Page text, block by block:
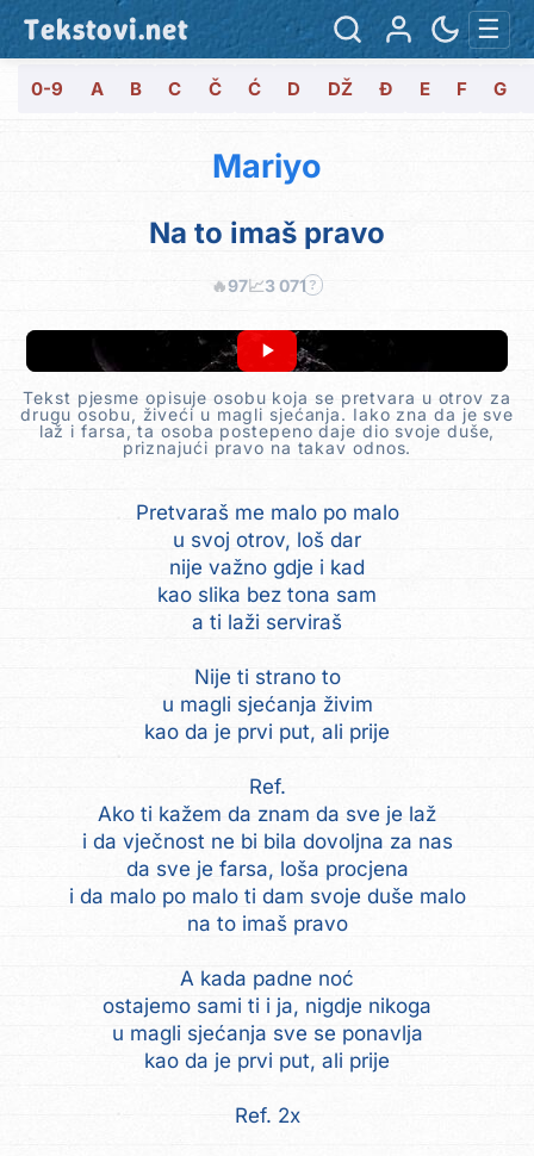
Tekstovi.net ☰
0-9 A B C Č Ć D DŽ Đ E F G
Mariyo
Na to imaš pravo
🔥97📈3 071 ?
Tekst pjesme opisuje osobu koja se pretvara u otrov za
drugu osobu, živeći u magli sjećanja. Iako zna da je sve
laž i farsa, ta osoba postepeno daje dio svoje duše,
priznajući pravo na takav odnos.
Pretvaraš me malo po malo
u svoj otrov, loš dar
nije važno gdje i kad
kao slika bez tona sam
a ti laži serviraš
Nije ti strano to
u magli sjećanja živim
kao da je prvi put, ali prije
Ref.
Ako ti kažem da znam da sve je laž
i da vječnost ne bi bila dovoljna za nas
da sve je farsa, loša procjena
i da malo po malo ti dam svoje duše malo
na to imaš pravo
A kada padne noć
ostajemo sami ti i ja, nigdje nikoga
u magli sjećanja sve se ponavlja
kao da je prvi put, ali prije
Ref. 2x